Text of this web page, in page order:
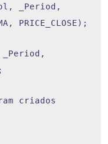
_Period,
PRICE_CLOSE);
_Period,
criados